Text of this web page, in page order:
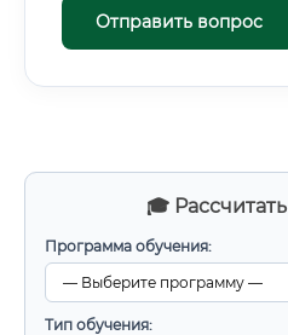
🎓
Программа обучения:
Тип обучения:
Отправить вопрос